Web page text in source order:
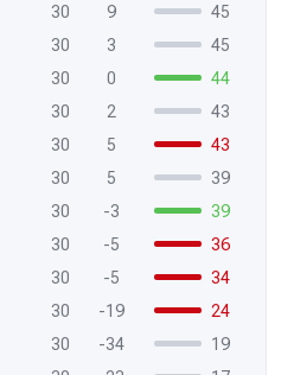
30 9
45
30 3
45
30 0
44
30 2
43
30 5
43
30 5
39
30 -3
39
30 -5
36
30 -5
34
30 -19
24
30 -34
19